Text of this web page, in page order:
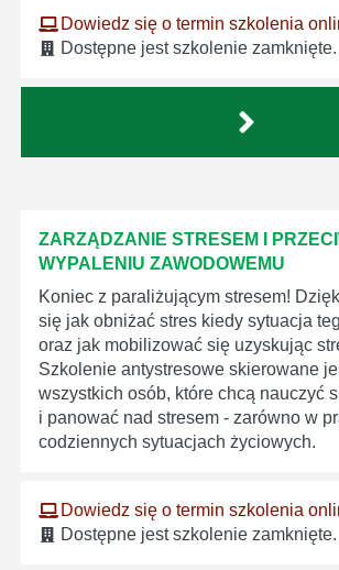
Dowiedz się o termin szkolenia
Dostępne jest szkolenie zamknięte.
ZARZĄDZANIE STRESEM I
WYPALENIU ZAWODOWEMU
Koniec z paraliżującym stresem!
się jak obniżać stres kiedy sytuacja
oraz jak mobilizować się uzyskując
Szkolenie antystresowe skierowane
wszystkich osób, które chcą nauczyć
i panować nad stresem - zarówno w
codziennych sytuacjach życiowych.
Dowiedz się o termin szkolenia
Dostępne jest szkolenie zamknięte.